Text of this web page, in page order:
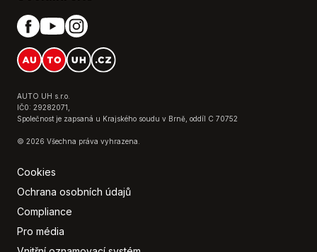
Senzor stěračů
Senzor světel
Senzor tlaku v pneumatikách
Sledování únavy řidiče
Stabilizace podvozku (ESP)
Tempomat
Ukazatel rychlostního limitu (SLIF)
Výškově nastavitelné sedadlo řidiče
Zadní stěrač
Zadní světla LED
AUTO UH s.r.o.
IČ0: 29282071,
Společnost je zapsaná u Krajského soudu v Brně, oddíl C 70752
© 2026 Všechna práva vyhrazena.
Cookies
Ochrana osobních údajů
Compliance
Pro média